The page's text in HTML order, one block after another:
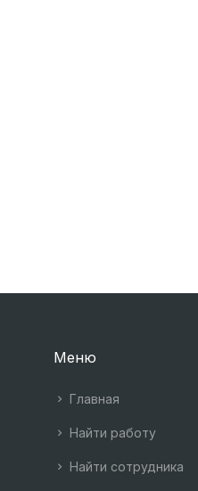
Меню
Главная
Найти работу
Найти сотрудника